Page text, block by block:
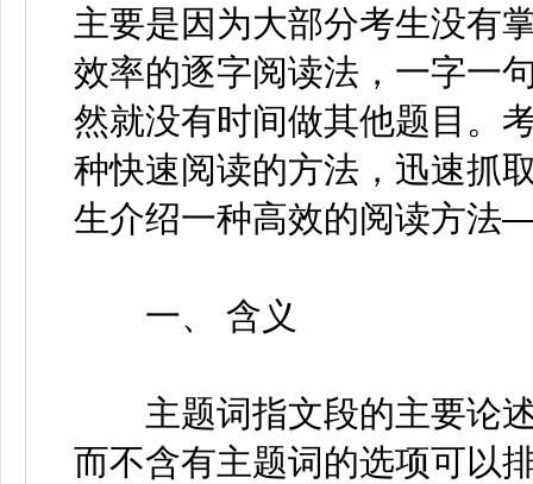
主要是因为大部分考生没有
效率的逐字阅读法，一字一
然就没有时间做其他题目。
种快速阅读的方法，迅速抓
生介绍一种高效的阅读方
一、 含义
主题词指文段的主要论述
而不含有主题词的选项可以